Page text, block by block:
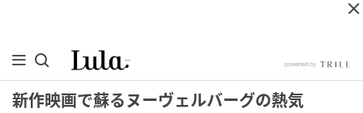
新作映画で蘇るヌーヴェルバーグの熱気